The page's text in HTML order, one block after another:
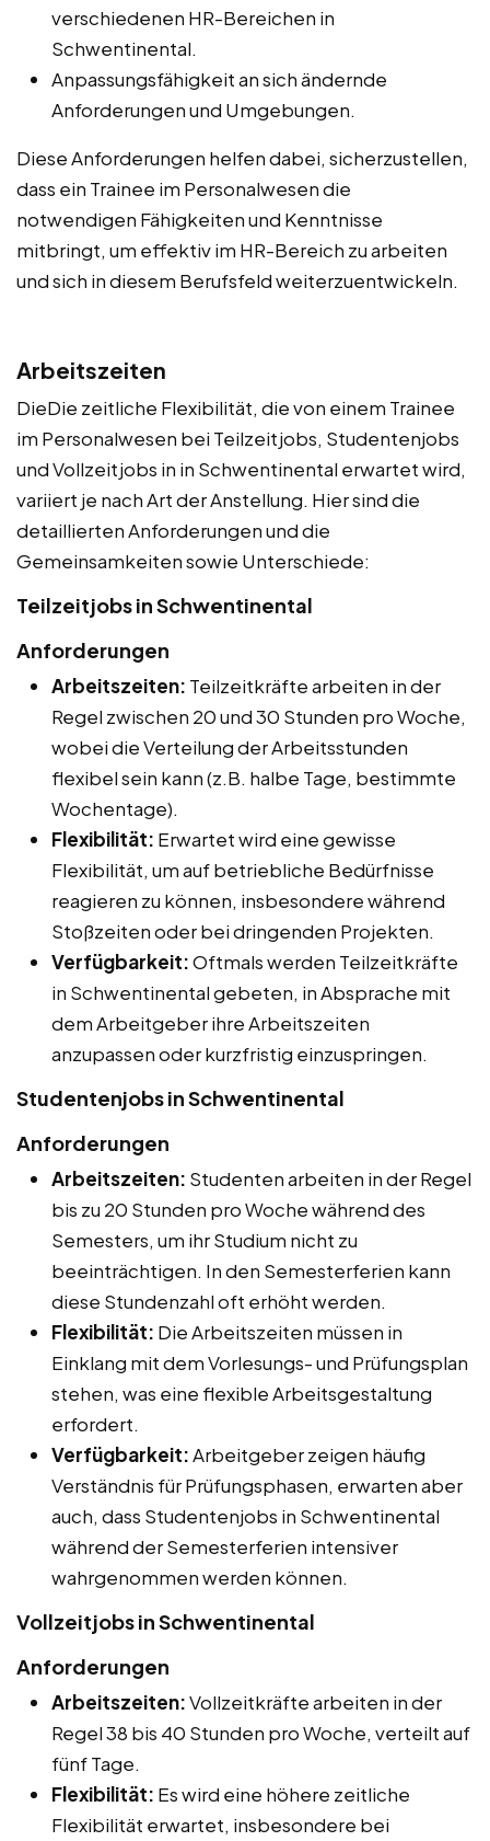
verschiedenen HR-Bereichen in
Schwentinental.
Anpassungsfähigkeit an sich ändernde
Anforderungen und Umgebungen.
Diese Anforderungen helfen dabei, sicherzustellen,
dass ein Trainee im Personalwesen die
notwendigen Fähigkeiten und Kenntnisse
mitbringt, um effektiv im HR-Bereich zu arbeiten
und sich in diesem Berufsfeld weiterzuentwickeln.
Arbeitszeiten
DieDie zeitliche Flexibilität, die von einem Trainee
im Personalwesen bei Teilzeitjobs, Studentenjobs
und Vollzeitjobs in in Schwentinental erwartet wird,
variiert je nach Art der Anstellung. Hier sind die
detaillierten Anforderungen und die
Gemeinsamkeiten sowie Unterschiede:
Teilzeitjobs in Schwentinental
Anforderungen
Arbeitszeiten: Teilzeitkräfte arbeiten in der
Regel zwischen 20 und 30 Stunden pro Woche,
wobei die Verteilung der Arbeitsstunden
flexibel sein kann (z.B. halbe Tage, bestimmte
Wochentage).
Flexibilität: Erwartet wird eine gewisse
Flexibilität, um auf betriebliche Bedürfnisse
reagieren zu können, insbesondere während
Stoßzeiten oder bei dringenden Projekten.
Verfügbarkeit:Oftmals werden Teilzeitkräfte
in Schwentinental gebeten, in Absprache mit
dem Arbeitgeber ihre Arbeitszeiten
anzupassen oder kurzfristig einzuspringen.
Studentenjobs in Schwentinental
Anforderungen
Arbeitszeiten: Studenten arbeiten in der Regel
bis zu 20 Stunden pro Woche während des
Semesters, um ihr Studium nicht zu
beeinträchtigen. In den Semesterferien kann
diese Stundenzahl oft erhöht werden.
Flexibilität: Die Arbeitszeiten müssen in
Einklang mit dem Vorlesungs- und Prüfungsplan
stehen, was eine flexible Arbeitsgestaltung
erfordert.
Verfügbarkeit:Arbeitgeber zeigen häufig
Verständnis für Prüfungsphasen, erwarten aber
auch, dass Studentenjobs in Schwentinental
während der Semesterferien intensiver
wahrgenommen werden können.
Vollzeitjobs in Schwentinental
Anforderungen
Arbeitszeiten:Vollzeitkräfte arbeiten in der
Regel 38 bis 40 Stunden pro Woche, verteilt auf
fünf Tage.
Flexibilität: Es wird eine höhere zeitliche
Flexibilität erwartet, insbesondere bei